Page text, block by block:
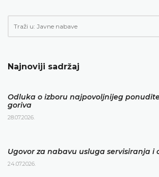
Najnoviji sadržaj
Odluka o izboru najpovoljnijeg
goriva
28.07.2026.
Ugovor za nabavu usluga servisiranja i
24.07.2026.